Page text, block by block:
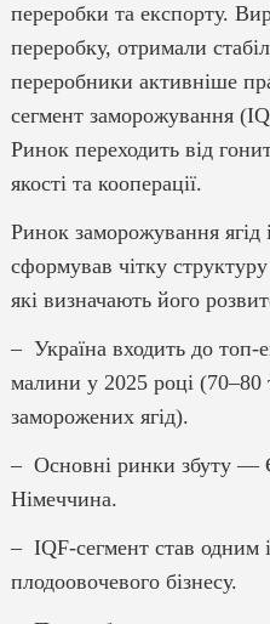
переробки та експорту.
переробку, отримали
переробники активніше
сегмент заморожування
Ринок переходить від
якості та кооперації.
Ринок заморожування ягід
сформував чітку
які визначають його
– Україна входить до топ-
малини у 2025 році (70–80
заморожених ягід).
– Основні ринки збуту —
Німеччина.
– IQF-сегмент став одним
плодоовочевого бізнесу.